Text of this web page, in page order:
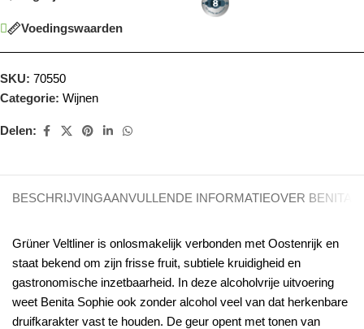
Voedingswaarden
SKU: 70550
Categorie: Wijnen
Delen:
BESCHRIJVINGAANVULLENDE INFORMATIEOVER BENITA
Grüner Veltliner is onlosmakelijk verbonden met Oostenrijk en
staat bekend om zijn frisse fruit, subtiele kruidigheid en
gastronomische inzetbaarheid. In deze alcoholvrije uitvoering
weet Benita Sophie ook zonder alcohol veel van dat herkenbare
druifkarakter vast te houden. De geur opent met tonen van